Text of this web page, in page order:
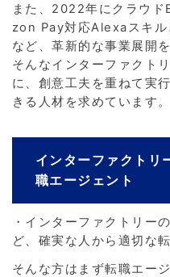
また、2022年にクラウ
zon Pay対応Alexaスキル
など、革新的な事業展開
そんなインターファクト
に、創意工夫を重ねて実
きる人材を求めています。
インターファクトリ
職エージェント
・インターファクトリー
ど、確実な人から適切な
そんな方はまず転職エー